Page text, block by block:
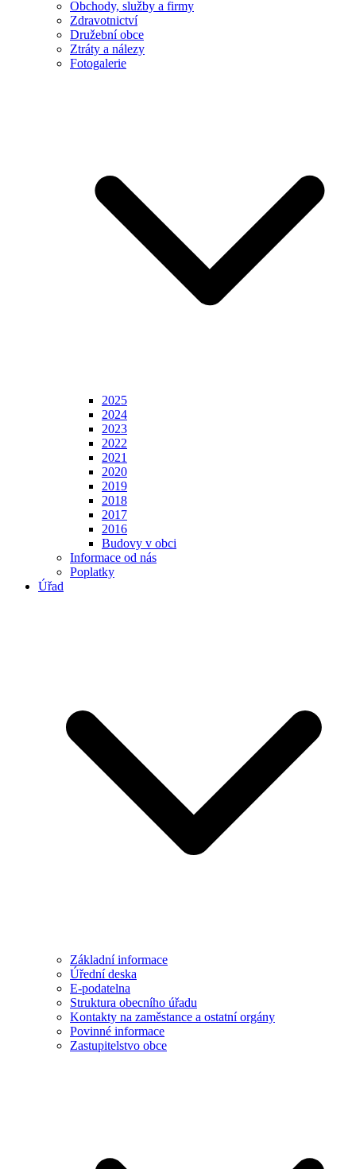
Obchody, služby a firmy
Zdravotnictví
Družební obce
Ztráty a nálezy
Fotogalerie
2025
2024
2023
2022
2021
2020
2019
2018
2017
2016
Budovy v obci
Informace od nás
Poplatky
Úřad
Základní informace
Úřední deska
E-podatelna
Struktura obecního úřadu
Kontakty na zaměstance a ostatní orgány
Povinné informace
Zastupitelstvo obce